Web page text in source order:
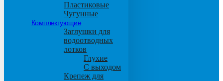
Пластиковые
Чугунные
Комплектующие
Заглушки для
водоотводных
лотков
Глухие
С выходом
Крепеж для